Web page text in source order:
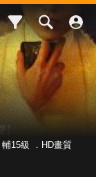
輔15級 ．HD畫質